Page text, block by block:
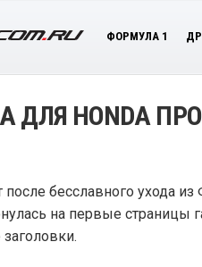
ФОРМУЛА 1
ДЛЯ HONDA
после бесславного ухода
на первые страницы